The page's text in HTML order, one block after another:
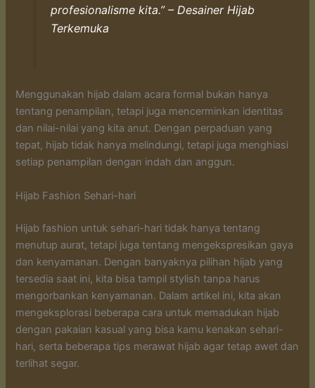
profesionalisme kita.” – Desainer Hijab
Terkemuka
Menggunakan hijab dalam acara formal bukan hanya
tentang penampilan, tetapi juga mencerminkan identitas
dan nilai-nilai yang kita anut. Dengan perpaduan yang
tepat, hijab tidak hanya melindungi, tetapi juga menghiasi
setiap penampilan dengan indah dan anggun.
Hijab Fashion Sehari-hari
Hijab fashion untuk sehari-hari tidak hanya tentang
menutup aurat, tetapi juga tentang mengekspresikan gaya
dan kenyamanan. Dengan banyaknya pilihan hijab yang
tersedia saat ini, kita bisa tampil stylish tanpa harus
mengorbankan kenyamanan. Dalam artikel ini, kita akan
mengeksplorasi beberapa cara untuk memadukan hijab
dengan pakaian kasual yang bisa kamu kenakan sehari-
hari, serta beberapa tips merawat hijab agar tetap awet dan
terlihat segar.